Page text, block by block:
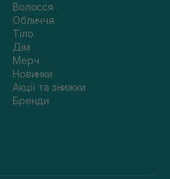
Волосся
Обличчя
Тіло
Дім
Мерч
Новинки
Акції та знижки
Бренди